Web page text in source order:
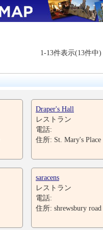
1-13件表示(13件中)
Draper's Hall
レストラン
電話:
住所: St. Mary's Place
saracens
レストラン
電話:
住所: shrewsbury road